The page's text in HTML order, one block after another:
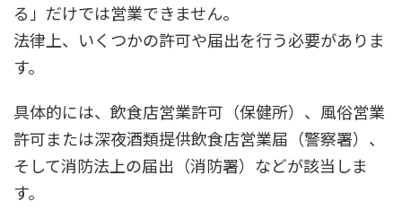
る」だけでは営業できません。
法律上、いくつかの許可や届出を行う必要がありま
す。
具体的には、飲食店営業許可（保健所）、風俗営業
許可または深夜酒類提供飲食店営業届（警察署）、
そして消防法上の届出（消防署）などが該当しま
す。